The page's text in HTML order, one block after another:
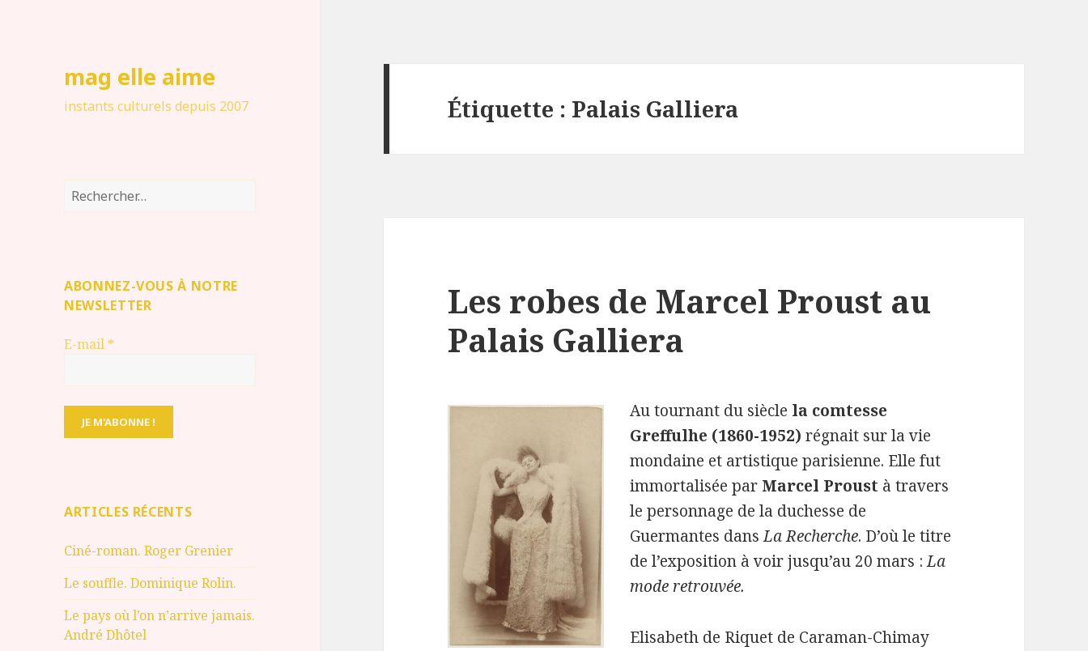
mag elle aime
instants culturels depuis 2007
Rechercher :
ABONNEZ-VOUS À NOTRE
NEWSLETTER
E-mail *
ARTICLES RÉCENTS
Ciné-roman. Roger Grenier
Le souffle. Dominique Rolin.
Le pays où l’on n’arrive jamais.
André Dhôtel
Étiquette : Palais Galliera
Les robes de Marcel Proust au
Palais Galliera
Au tournant du siècle la comtesse
Greffulhe (1860-1952) régnait sur la vie
mondaine et artistique parisienne. Elle fut
immortalisée par Marcel Proust à travers
le personnage de la duchesse de
Guermantes dansLa Recherche. D’où le titre
de l’exposition à voir jusqu’au 20 mars :La
mode retrouvée.
Elisabeth de Riquet de Caraman-Chimay